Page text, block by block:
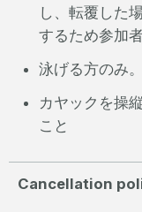
し、転覆した
するため参加
泳げる方のみ。
カヤックを操
こと
Cancellation